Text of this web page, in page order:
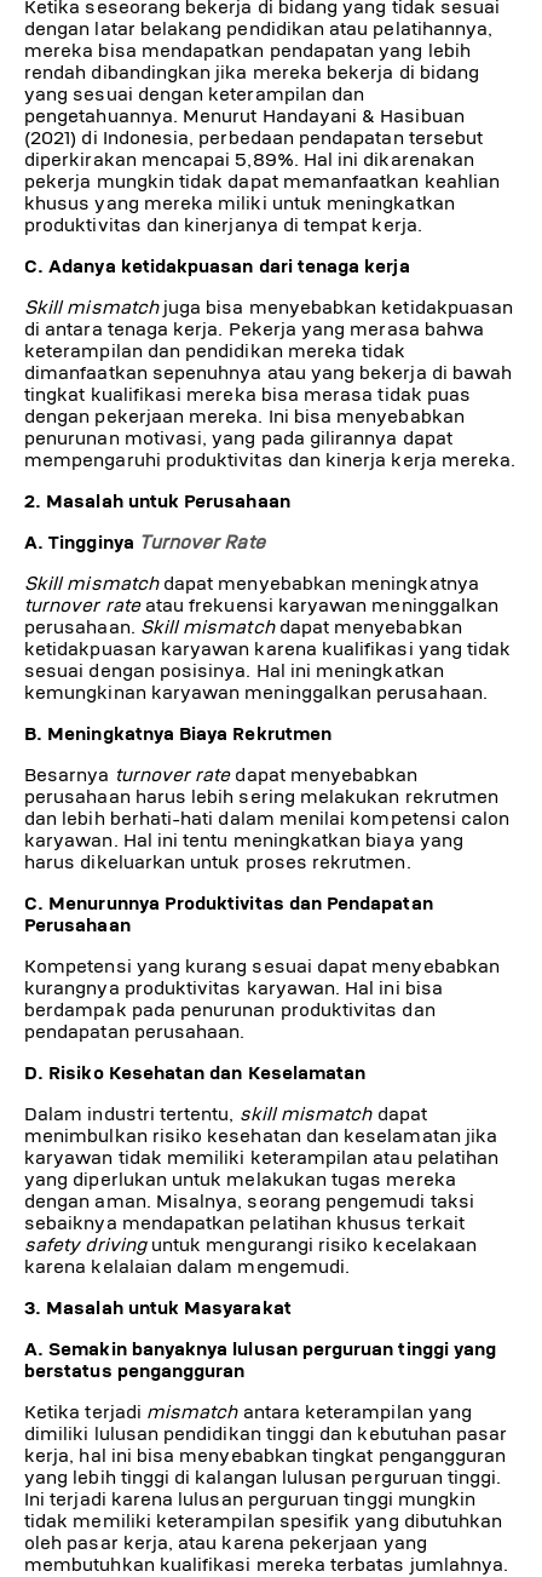
Ketika seseorang bekerja di bidang yang tidak sesuai
dengan latar belakang pendidikan atau pelatihannya,
mereka bisa mendapatkan pendapatan yang lebih
rendah dibandingkan jika mereka bekerja di bidang
yang sesuai dengan keterampilan dan
pengetahuannya. Menurut Handayani & Hasibuan
(2021) di Indonesia, perbedaan pendapatan tersebut
diperkirakan mencapai 5,89%. Hal ini dikarenakan
pekerja mungkin tidak dapat memanfaatkan keahlian
khusus yang mereka miliki untuk meningkatkan
produktivitas dan kinerjanya di tempat kerja.
C. Adanya ketidakpuasan dari tenaga kerja
Skill mismatchjuga bisa menyebabkan ketidakpuasan
di antara tenaga kerja. Pekerja yang merasa bahwa
keterampilan dan pendidikan mereka tidak
dimanfaatkan sepenuhnya atau yang bekerja di bawah
tingkat kualifikasi mereka bisa merasa tidak puas
dengan pekerjaan mereka. Ini bisa menyebabkan
penurunan motivasi, yang pada gilirannya dapat
mempengaruhi produktivitas dan kinerja kerja mereka.
2. Masalah untuk Perusahaan
A. Tingginya Turnover Rate
Skill mismatchdapat menyebabkan meningkatnya
turnover rateatau frekuensi karyawan meninggalkan
perusahaan. Skill mismatchdapat menyebabkan
ketidakpuasan karyawan karena kualifikasi yang tidak
sesuai dengan posisinya. Hal ini meningkatkan
kemungkinan karyawan meninggalkan perusahaan.
B. Meningkatnya Biaya Rekrutmen
Besarnya turnover ratedapat menyebabkan
perusahaan harus lebih sering melakukan rekrutmen
dan lebih berhati-hati dalam menilai kompetensi calon
karyawan. Hal ini tentu meningkatkan biaya yang
harus dikeluarkan untuk proses rekrutmen.
C. Menurunnya Produktivitas dan Pendapatan
Perusahaan
Kompetensi yang kurang sesuai dapat menyebabkan
kurangnya produktivitas karyawan. Hal ini bisa
berdampak pada penurunan produktivitas dan
pendapatan perusahaan.
D. Risiko Kesehatan dan Keselamatan
Dalam industri tertentu, skill mismatchdapat
menimbulkan risiko kesehatan dan keselamatan jika
karyawan tidak memiliki keterampilan atau pelatihan
yang diperlukan untuk melakukan tugas mereka
dengan aman. Misalnya, seorang pengemudi taksi
sebaiknya mendapatkan pelatihan khusus terkait
safety drivinguntuk mengurangi risiko kecelakaan
karena kelalaian dalam mengemudi.
3. Masalah untuk Masyarakat
A. Semakin banyaknya lulusan perguruan tinggi yang
berstatus pengangguran
Ketika terjadi mismatchantara keterampilan yang
dimiliki lulusan pendidikan tinggi dan kebutuhan pasar
kerja, hal ini bisa menyebabkan tingkat pengangguran
yang lebih tinggi di kalangan lulusan perguruan tinggi.
Ini terjadi karena lulusan perguruan tinggi mungkin
tidak memiliki keterampilan spesifik yang dibutuhkan
oleh pasar kerja, atau karena pekerjaan yang
membutuhkan kualifikasi mereka terbatas jumlahnya.